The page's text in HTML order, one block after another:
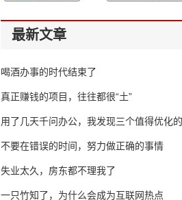
最新文章
喝酒办事的时代结束了
真正赚钱的项目，往往都很“土”
用了几天千问办公，我发现三个值得优化
不要在错误的时间，努力做正确的事情
失业太久，房东都不理我了
一只竹知了，为什么会成为互联网热点